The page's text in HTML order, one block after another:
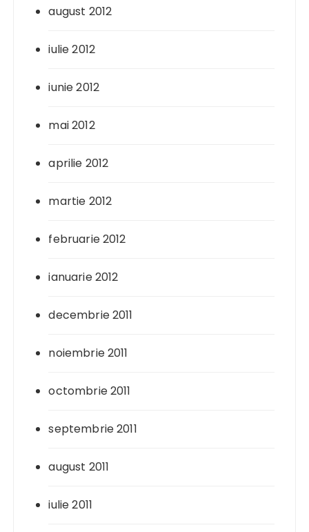
august 2012
iulie 2012
iunie 2012
mai 2012
aprilie 2012
martie 2012
februarie 2012
ianuarie 2012
decembrie 2011
noiembrie 2011
octombrie 2011
septembrie 2011
august 2011
iulie 2011